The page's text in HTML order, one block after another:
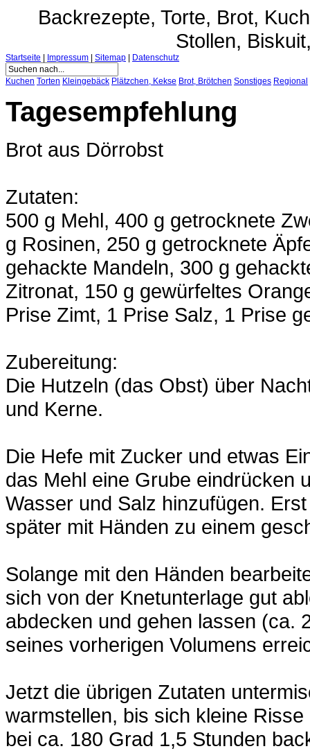
Backrezepte, Torte, Brot,
Stollen,
Startseite Impressum Sitemap Datenschutz
Kuchen Torten Kleingebäck Plätzchen, Kekse Brot, Brötchen Sonstiges Regional
Tagesempfehlung
Brot aus Dörrobst
Zutaten:
500 g Mehl, 400 g getrocknete
g Rosinen, 250 g getrocknete
gehackte Mandeln, 300 g
Zitronat, 150 g gewürfeltes
Prise Zimt, 1 Prise Salz, 1 Prise
Zubereitung:
Die Hutzeln (das Obst) über
und Kerne.
Die Hefe mit Zucker und etwas
das Mehl eine Grube eindrücken
Wasser und Salz hinzufügen.
später mit Händen zu einem
Solange mit den Händen
sich von der Knetunterlage gut
abdecken und gehen lassen (ca.
seines vorherigen Volumens
Jetzt die übrigen Zutaten
warmstellen, bis sich kleine
bei ca. 180 Grad 1,5 Stunden